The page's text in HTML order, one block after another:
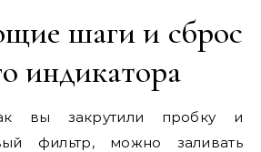
шаги и сброс
индикатора
вы закрутили пробку и
фильтр, можно заливать